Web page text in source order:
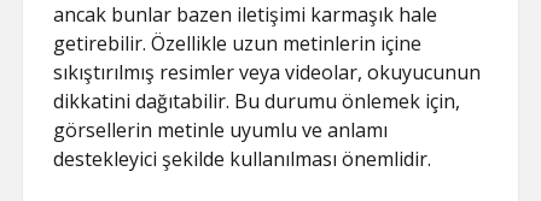
ancak bunlar bazen iletişimi karmaşık hale
getirebilir. Özellikle uzun metinlerin içine
sıkıştırılmış resimler veya videolar, okuyucunun
dikkatini dağıtabilir. Bu durumu önlemek için,
görsellerin metinle uyumlu ve anlamı
destekleyici şekilde kullanılması önemlidir.